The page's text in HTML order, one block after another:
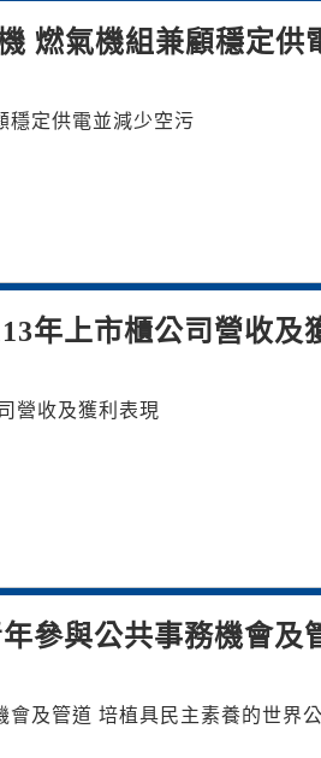
燃氣機組兼顧穩定供
穩定供電並減少空污
年上市櫃公司營收及
營收及獲利表現
參與公共事務機會及
及管道 培植具民主素養的世界